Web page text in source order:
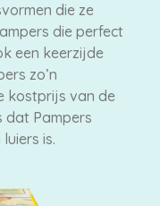
die ze
die perfect
een keerzijde
zo’n
kostprijs van de
dat Pampers
is.